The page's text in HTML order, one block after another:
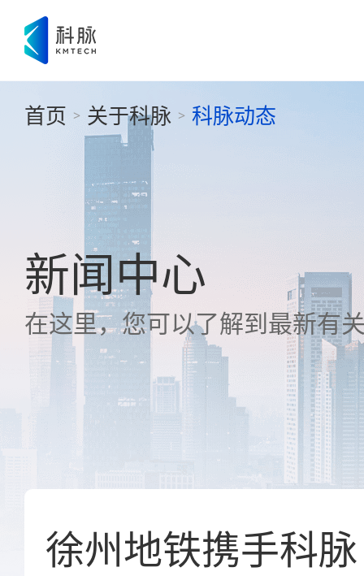
首页 > 关于科脉 > 科脉动态
新闻中心
在这里，您可以了解到最新有
徐州地铁携手科